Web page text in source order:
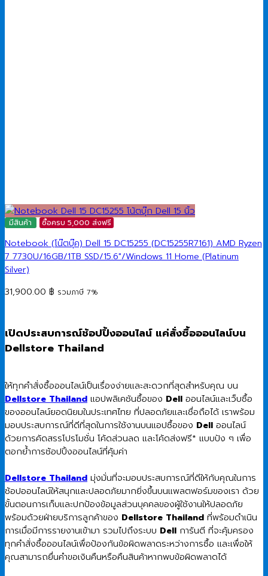
มีสินค้า ซื้อครบ 5,000 ส่งฟรี
Notebook (โน๊ตบุ๊ค) Dell 15 DC15255 (DC15255R7161) AMD Ryzen
7 7730U/16GB/1TB SSD/15.6″/Windows 11 Home (Platinum
Silver)
31,900.00 ฿ รวมภาษี 7%
เปิดประสบการณ์ช้อปปิ้งออนไลน์ แค่สั่งซื้อออนไลน์บน
Dellstore Thailand
ให้ทุกคำสั่งซื้อออนไลน์เป็นเรื่องง่ายและสะดวกที่สุดสำหรับคุณ บน
Dellstore Thailand แอปพลิเคชันซื้อของ Dell ออนไลน์และเว็บซื้อ
ของออนไลน์ยอดนิยมในประเทศไทย ที่ปลอดภัยและเชื่อถือได้ เราพร้อม
มอบประสบการณ์ที่ดีที่สุดในการใช้งานบนแอปซื้อของ Dell ออนไลน์
ด้วยการคัดสรรโปรโมชั่น โค้ดส่วนลด และโค้ดส่งฟรี* แบบปัง ๆ เพื่อ
ตอกย้ำการช้อปปิ้งออนไลน์ที่คุ้มค่า
Dellstore Thailand มุ่งมั่นที่จะมอบประสบการณ์ที่ดีให้กับคุณในการ
ช้อปออนไลน์ให้สนุกและปลอดภัยมากยิ่งขึ้นบนแพลตฟอร์มของเรา ด้วย
ขั้นตอนการเก็บและปกป้องข้อมูลส่วนบุคคลของผู้ใช้งานให้ปลอดภัย
พร้อมด้วยฝ่ายบริการลูกค้าของ Dellstore Thailand ที่พร้อมดำเนิน
การเมื่อมีการรายงานเข้ามา รวมไปถึงระบบ Dell การันตี ที่จะคุ้มครอง
ทุกคำสั่งซื้อออนไลน์เพื่อป้องกันข้อผิดพลาดระหว่างการซื้อ และเพื่อให้
คุณสามารถยื่นคำขอเงินคืนหรือคืนสินค้าหากพบข้อผิดพลาดได้